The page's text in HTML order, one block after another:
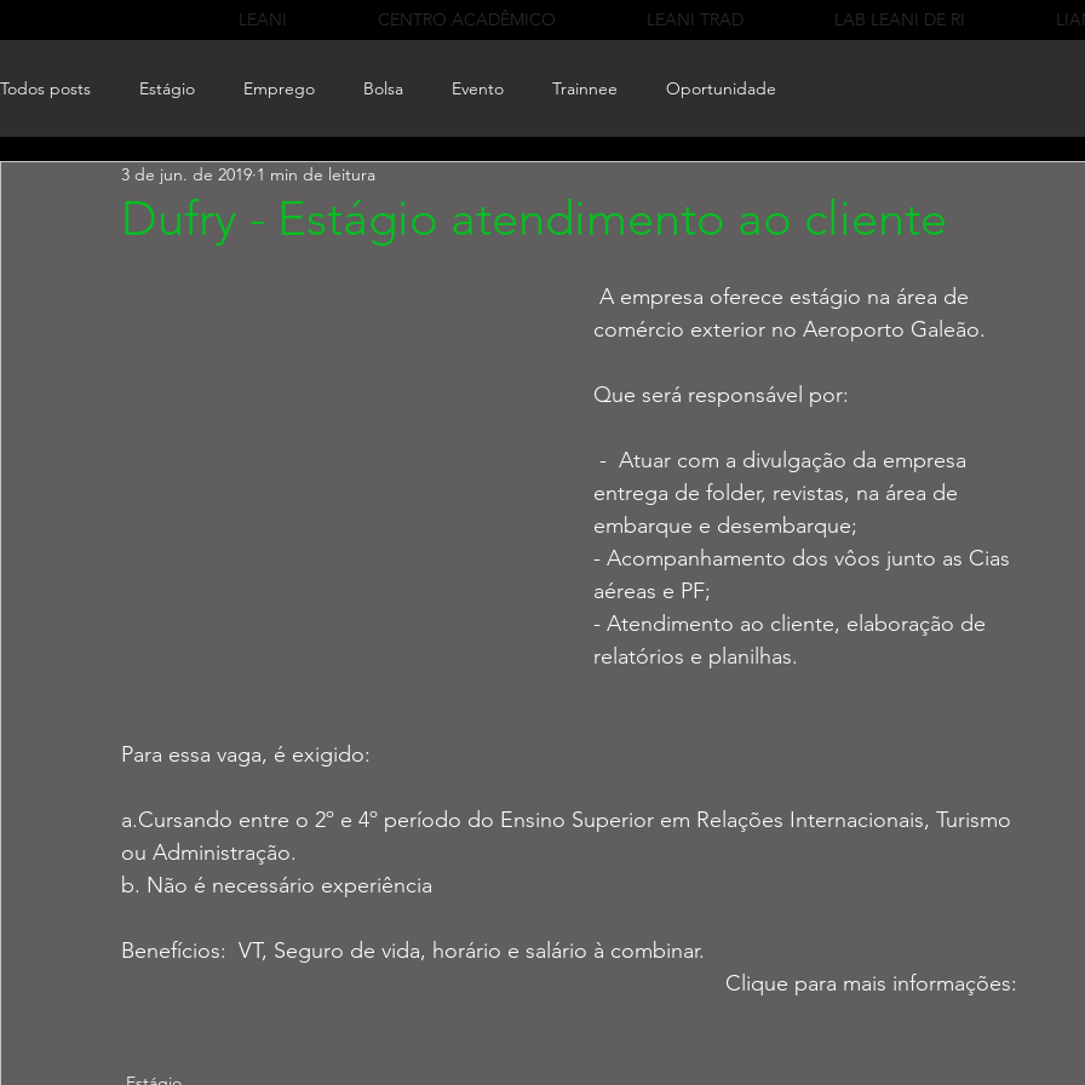
LEANI CENTRO ACADÊMICO LEANI TRAD LAB LEANI DE RI
Todos posts Estágio Emprego Bolsa Evento Trainnee Oportunidade
Dufry - Estágio atendimento ao cliente
3 de jun. de 2019 1 min de leitura
comércio exterior no Aeroporto Galeão.
Que será responsável por:
entrega de folder, revistas, na área de
embarque e desembarque;
- Acompanhamento dos vôos junto as Cias
aéreas e PF;
- Atendimento ao cliente, elaboração de
relatórios e planilhas.
Para essa vaga, é exigido:
a.Cursando entre o 2º e 4º período do Ensino Superior em Relações Internacionais, Turismo
ou Administração.
b. Não é necessário experiência
Benefícios:  VT, Seguro de vida, horário e salário à combinar.
Clique para mais informações: